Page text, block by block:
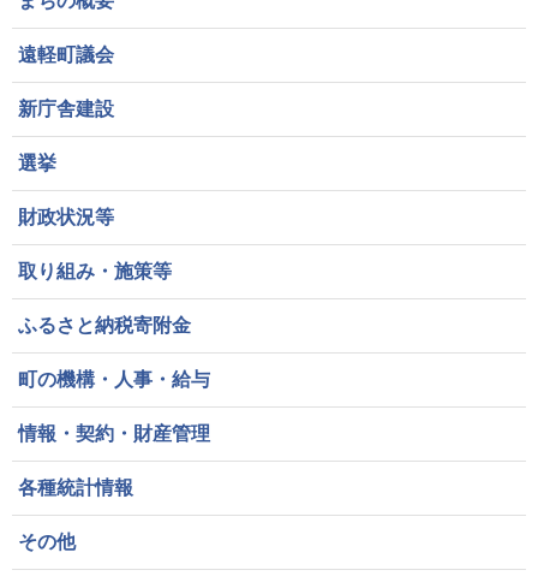
遠軽町議会
新庁舎建設
選挙
財政状況等
取り組み・施策等
ふるさと納税寄附金
町の機構・人事・給与
情報・契約・財産管理
各種統計情報
その他